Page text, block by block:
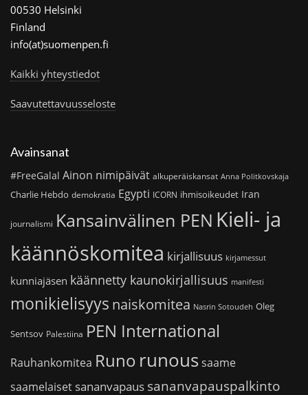
00530 Helsinki
Finland
info(at)suomenpen.fi
Kaikki yhteystiedot
Saavutettavuusseloste
Avainsanat
#FreeGalal Ainon nimipäivät alkuperäiskansat Anna Politkovskaja
Charlie Hebdo demokratia Egypti ICORN ihmisoikeudet Iran
journalismi Kansainvälinen PEN Kieli- ja
käännöskomitea kirjallisuus kirjamessut
kunniajäsen käännetty kaunokirjallisuus manifesti
monikielisyys naiskomitea Nasrin Sotoudeh Oleg
Sentsov Palestiina PEN International
Rauhankomitea Runo runoussaame
saamelaiset sananvapaus sananvapauspalkinto